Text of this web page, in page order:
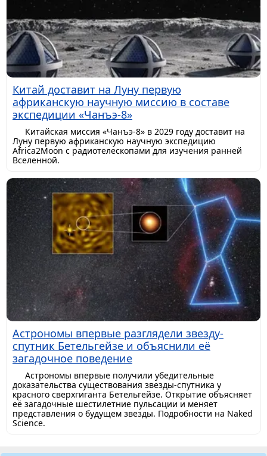
Китай доставит на Луну первую
африканскую научную миссию в составе
экспедиции «Чанъэ-8»
Китайская миссия «Чанъэ-8» в 2029 году доставит на
Луну первую африканскую научную экспедицию
Africa2Moon с радиотелескопами для изучения ранней
Вселенной.
Астрономы впервые разглядели звезду-
спутник Бетельгейзе и объяснили её
загадочное поведение
Астрономы впервые получили убедительные
доказательства существования звезды-спутника у
красного сверхгиганта Бетельгейзе. Открытие объясняет
её загадочные шестилетние пульсации и меняет
представления о будущем звезды. Подробности на Naked
Science.